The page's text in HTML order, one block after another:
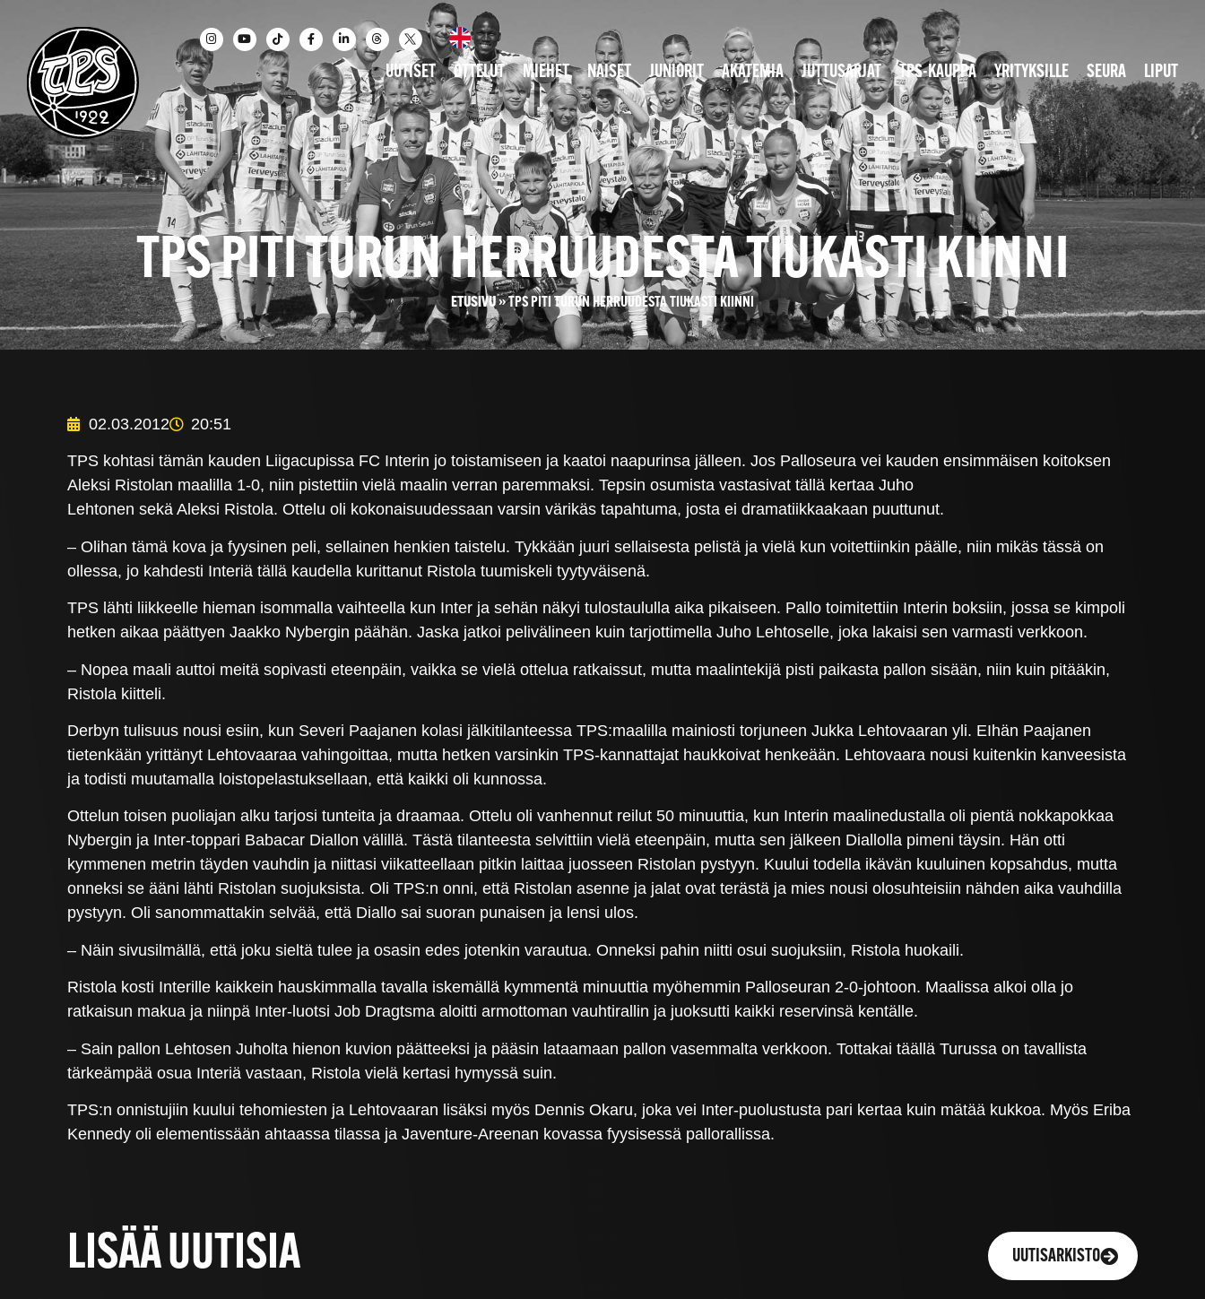
UUTISET OTTELUT MIEHET NAISET JUNIORIT AKATEMIA JUTTUSARJAT TPS-KAUPPA YRITYKSILLE SEURA LIPUT
TPS PITI TURUN HERRUUDESTA TIUKASTI KIINNI
ETUSIVU»TPS PITI TURUN HERRUUDESTA TIUKASTI KIINNI
02.03.2012 20:51
TPS kohtasi tämän kauden Liigacupissa FC Interin jo toistamiseen ja kaatoi naapurinsa jälleen. Jos Palloseura vei kauden ensimmäisen koitoksen
Aleksi Ristolan maalilla 1-0, niin pistettiin vielä maalin verran paremmaksi. Tepsin osumista vastasivat tällä kertaa Juho
Lehtonen sekä Aleksi Ristola. Ottelu oli kokonaisuudessaan varsin värikäs tapahtuma, josta ei dramatiikkaakaan puuttunut.
– Olihan tämä kova ja fyysinen peli, sellainen henkien taistelu. Tykkään juuri sellaisesta pelistä ja vielä kun voitettiinkin päälle, niin mikäs tässä on
ollessa, jo kahdesti Interiä tällä kaudella kurittanut Ristola tuumiskeli tyytyväisenä.
TPS lähti liikkeelle hieman isommalla vaihteella kun Inter ja sehän näkyi tulostaululla aika pikaiseen. Pallo toimitettiin Interin boksiin, jossa se kimpoli
hetken aikaa päättyen Jaakko Nybergin päähän. Jaska jatkoi pelivälineen kuin tarjottimella Juho Lehtoselle, joka lakaisi sen varmasti verkkoon.
– Nopea maali auttoi meitä sopivasti eteenpäin, vaikka se vielä ottelua ratkaissut, mutta maalintekijä pisti paikasta pallon sisään, niin kuin pitääkin,
Ristola kiitteli.
Derbyn tulisuus nousi esiin, kun Severi Paajanen kolasi jälkitilanteessa TPS:maalilla mainiosti torjuneen Jukka Lehtovaaran yli. EIhän Paajanen
tietenkään yrittänyt Lehtovaaraa vahingoittaa, mutta hetken varsinkin TPS-kannattajat haukkoivat henkeään. Lehtovaara nousi kuitenkin kanveesista
ja todisti muutamalla loistopelastuksellaan, että kaikki oli kunnossa.
Ottelun toisen puoliajan alku tarjosi tunteita ja draamaa. Ottelu oli vanhennut reilut 50 minuuttia, kun Interin maalinedustalla oli pientä nokkapokkaa
Nybergin ja Inter-toppari Babacar Diallon välillä. Tästä tilanteesta selvittiin vielä eteenpäin, mutta sen jälkeen Diallolla pimeni täysin. Hän otti
kymmenen metrin täyden vauhdin ja niittasi viikatteellaan pitkin laittaa juosseen Ristolan pystyyn. Kuului todella ikävän kuuluinen kopsahdus, mutta
onneksi se ääni lähti Ristolan suojuksista. Oli TPS:n onni, että Ristolan asenne ja jalat ovat terästä ja mies nousi olosuhteisiin nähden aika vauhdilla
pystyyn. Oli sanommattakin selvää, että Diallo sai suoran punaisen ja lensi ulos.
– Näin sivusilmällä, että joku sieltä tulee ja osasin edes jotenkin varautua. Onneksi pahin niitti osui suojuksiin, Ristola huokaili.
Ristola kosti Interille kaikkein hauskimmalla tavalla iskemällä kymmentä minuuttia myöhemmin Palloseuran 2-0-johtoon. Maalissa alkoi olla jo
ratkaisun makua ja niinpä Inter-luotsi Job Dragtsma aloitti armottoman vauhtirallin ja juoksutti kaikki reservinsä kentälle.
– Sain pallon Lehtosen Juholta hienon kuvion päätteeksi ja pääsin lataamaan pallon vasemmalta verkkoon. Tottakai täällä Turussa on tavallista
tärkeämpää osua Interiä vastaan, Ristola vielä kertasi hymyssä suin.
TPS:n onnistujiin kuului tehomiesten ja Lehtovaaran lisäksi myös Dennis Okaru, joka vei Inter-puolustusta pari kertaa kuin mätää kukkoa. Myös Eriba
Kennedy oli elementissään ahtaassa tilassa ja Javenture-Areenan kovassa fyysisessä pallorallissa.
LISÄÄ UUTISIA UUTISARKISTO